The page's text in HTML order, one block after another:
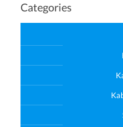
Categories